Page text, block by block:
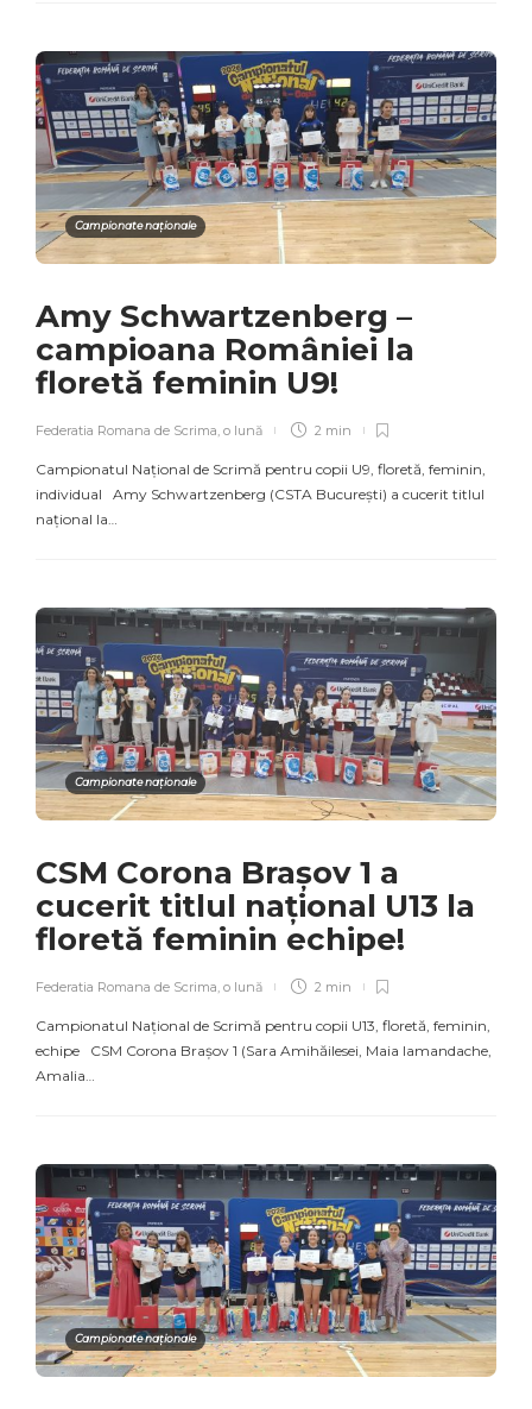
Campionate naționale
Amy Schwartzenberg –
campioana României la
floretă feminin U9!
Federatia Romana de Scrima, o lună 2 min
Campionatul Național de Scrimă pentru copii U9, floretă, feminin,
individual Amy Schwartzenberg (CSTA București) a cucerit titlul
național la…
Campionate naționale
CSM Corona Brașov 1 a
cucerit titlul național U13 la
floretă feminin echipe!
Federatia Romana de Scrima, o lună 2 min
Campionatul Național de Scrimă pentru copii U13, floretă, feminin,
echipe CSM Corona Brașov 1 (Sara Amihăilesei, Maia Iamandache,
Amalia…
Campionate naționale